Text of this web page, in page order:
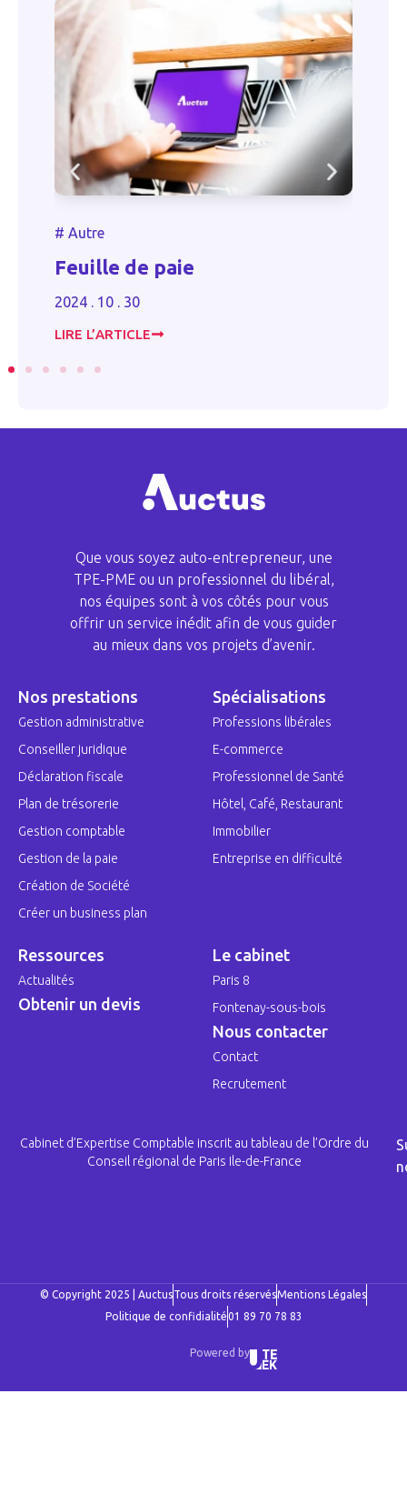
# Autre
Feuille de paie
2024 . 10 . 30
LIRE L’ARTICLE
Que vous soyez auto-entrepreneur, une
TPE-PME ou un professionnel du libéral,
nos équipes sont à vos côtés pour vous
offrir un service inédit afin de vous guider
au mieux dans vos projets d’avenir.
Nos prestations
Gestion administrative
Conseiller juridique
Déclaration fiscale
Plan de trésorerie
Gestion comptable
Gestion de la paie
Création de Société
Créer un business plan
Spécialisations
Professions libérales
E-commerce
Professionnel de Santé
Hôtel, Café, Restaurant
Immobilier
Entreprise en difficulté
Ressources
Actualités
Obtenir un devis
Le cabinet
Paris 8
Fontenay-sous-bois
Nous contacter
Contact
Recrutement
Cabinet d’Expertise Comptable inscrit au tableau de l’Ordre du
Conseil régional de Paris Ile-de-France
© Copyright 2025 | AuctusTous droits réservésMentions Légales
Politique de confidialité01 89 70 78 83
Powered by